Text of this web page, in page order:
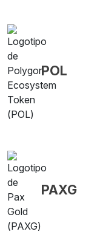
POL
PAXG